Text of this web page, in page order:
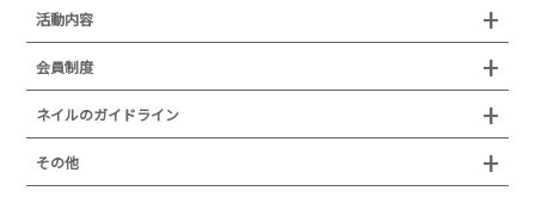
プレスリリース
叙勲・褒章・受賞・表彰
通常総会について
JNAフットケア理論検定試験
ネイリスト技能検定試験（JNEC主催）
JNAネイリスト技能検定国際試験
JNAネイリストキャリアパス講習会
認定制度
認定校
活動内容
ネイルエキスポ
ネイルオブザイヤー
セミナー
セミナー
JNAスーパーライブ
ネイルサロン衛生管理士講習会
ネイルトレンド
ネイルトレンド
トレンドプロジェクトメンバー
会員制度
会員制度
法人会員
ネイルのガイドライン
新型コロナ感染症関連
その他